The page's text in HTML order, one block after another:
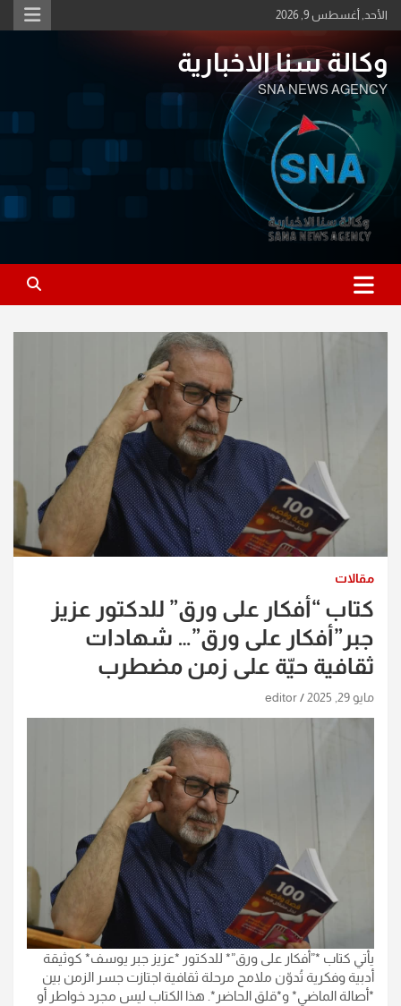
Skip
to
الأحد, أغسطس 9, 2026
وكالة سنا الاخبارية
SNA NEWS AGENCY
مقالات
كتاب “أفكار على ورق” للدكتور عزيز
جبر”أفكار على ورق”… شهادات
ثقافية حيّة على زمن مضطرب
مايو 29, 2025 editor
يأتي كتاب *”أفكار على ورق”* للدكتور *عزيز جبر يوسف* كوثيقة
أدبية وفكرية تُدوّن ملامح مرحلة ثقافية اجتازت جسر الزمن بين
*أصالة الماضي* و*قلق الحاضر*. هذا الكتاب ليس مجرد خواطر أو